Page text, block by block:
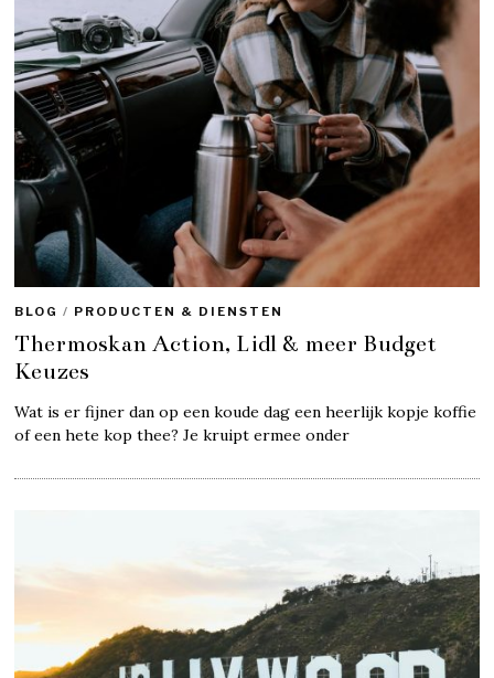
BLOG / PRODUCTEN & DIENSTEN
Thermoskan Action, Lidl & meer Budget
Keuzes
Wat is er fijner dan op een koude dag een heerlijk kopje koffie
of een hete kop thee? Je kruipt ermee onder